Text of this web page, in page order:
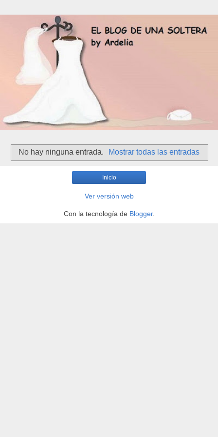
No hay ninguna entrada. Mostrar todas las entradas
Inicio
Ver versión web
Con la tecnología de Blogger.